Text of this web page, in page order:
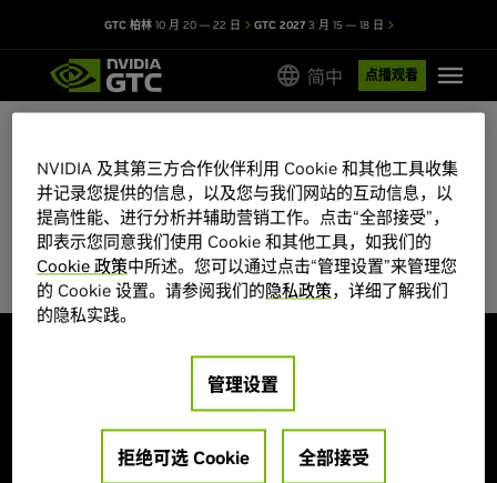
GTC 柏林10 月 20 — 22 日 GTC 20273 月 15 — 18 日
简中 点播观看
GTC 2026 会议目录
部分会议席位有限，先到先得。
海报展示 演讲嘉宾
创业公司和投资机构 培训和认证
NVIDIA 及其第三方合作伙伴利用 Cookie 和其他工具收集
并记录您提供的信息，以及您与我们网站的互动信息，以
提高性能、进行分析并辅助营销工作。点击“全部接受”，
即表示您同意我们使用 Cookie 和其他工具，如我们的
Cookie 政策中所述。您可以通过点击“管理设置”来管理您
的 Cookie 设置。请参阅我们的隐私政策，详细了解我们
的隐私实践。
管理设置
拒绝可选 Cookie 全部接受